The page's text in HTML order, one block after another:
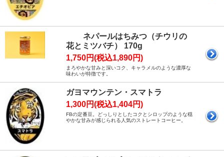
ネパールはちみつ（チウリの
花とミツバチ） 170g
1,750円(税込1,890円)
まろやかな甘みと深いコク、キャラメルのような濃厚な
味わいが特徴です。
ガヨマウンテン・スマトラ
1,300円(税込1,404円)
FBの定番豆。どっしりとしたコクとシロップのような穏
やかな甘みが感じられる人気のストレートコーヒー。